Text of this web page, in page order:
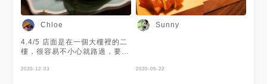
Chloe
4.4/5 店面是在一個大樓裡的二
樓，很容易不小心就路過，要去
進去的時候店員全部都在用日文
2020-12-03
Sunny
2020-05-22